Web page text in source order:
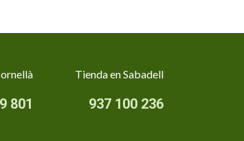
801
Tienda en Sabadell
937 100 236